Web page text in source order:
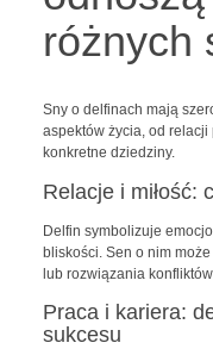
różnych
Sny o delfinach mają
aspektów życia, od relacji
konkretne dziedziny.
Relacje i miłość:
Delfin symbolizuje
bliskości. Sen o nim
lub rozwiązania
Praca i kariera:
sukcesu